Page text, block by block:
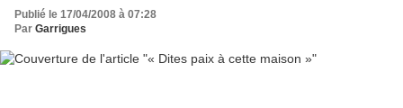
Publié le 17/04/2008 à 07:28
Par Garrigues